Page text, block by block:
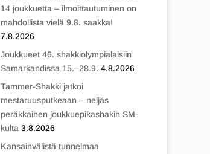
14 joukkuetta – ilmoittautuminen on
mahdollista vielä 9.8. saakka!
7.8.2026
Joukkueet 46. shakkiolympialaisiin
Samarkandissa 15.–28.9. 4.8.2026
Tammer-Shakki jatkoi
mestaruusputkeaan – neljäs
peräkkäinen joukkuepikashakin SM-
kulta 3.8.2026
Kansainvälistä tunnelmaa